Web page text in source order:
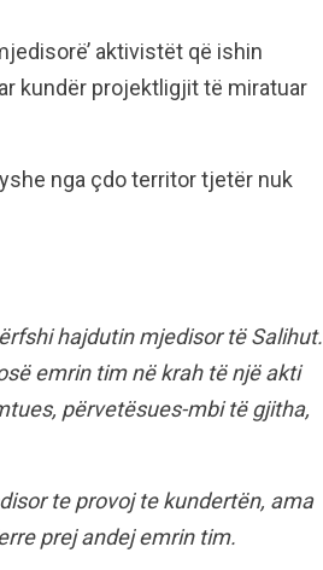
aktivistët që ishin
kundër projektligjit të miratuar
nga çdo territor tjetër nuk
hajdutin mjedisor të Salihut.
emrin tim në krah të një akti
përvetësues-mbi të gjitha,
te provoj te kundertën, ama
prej andej emrin tim.